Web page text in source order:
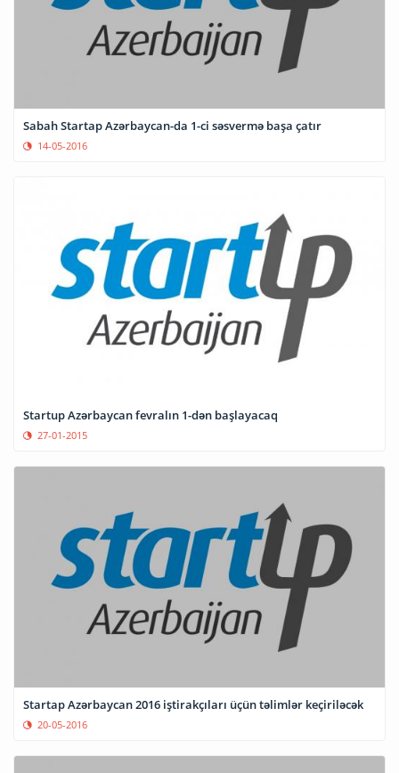
Sabah Startap Azərbaycan-da 1-ci səsvermə başa çatır
14-05-2016
Startup Azərbaycan fevralın 1-dən başlayacaq
27-01-2015
Startap Azərbaycan 2016 iştirakçıları üçün təlimlər keçiriləcək
20-05-2016